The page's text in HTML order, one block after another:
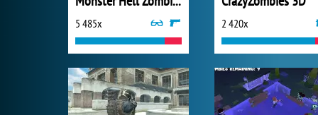
5 485x 2 420x